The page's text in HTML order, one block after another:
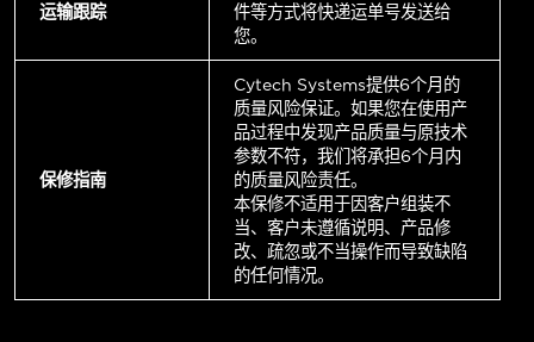
运输跟踪
件等方式将快递运单号发送给
您。
保修指南
Cytech Systems提供6个月的
质量风险保证。如果您在使用产
品过程中发现产品质量与原技术
参数不符，我们将承担6个月内
的质量风险责任。
本保修不适用于因客户组装不
当、客户未遵循说明、产品修
改、疏忽或不当操作而导致缺陷
的任何情况。